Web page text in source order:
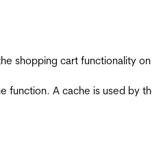
shopping cart functionality
function. A cache is used by